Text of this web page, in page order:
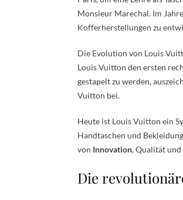
Monsieur Marechal. Im
Kofferherstellungen zu
Die Evolution von Louis
Louis Vuitton den ersten
gestapelt zu werden,
Vuitton bei.
Heute ist Louis Vuitton ein
Handtaschen und
von Innovation, Qualität und
Die